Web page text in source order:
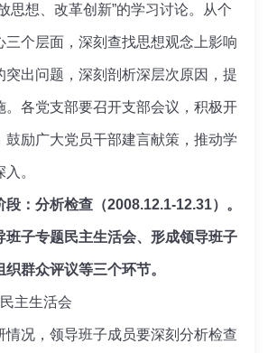
思想、改革创新”的学习讨论。从个
三个层面，深刻查找思想观念上影响
突出问题，深刻剖析深层次原因，提
。各党支部要召开支部会议，积极开
鼓励广大党员干部建言献策，推动学
。
段：分析检查（2008.12.1-12.31）。
班子专题民主生活会、形成领导班子
群众评议等三个环节。
主生活会
况，领导班子成员要深刻分析检查